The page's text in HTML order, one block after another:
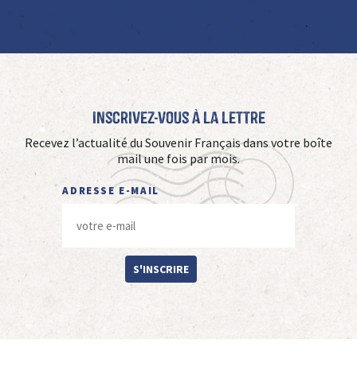
Inscrivez-vous à La Lettre
Recevez l’actualité du Souvenir Français dans votre boîte
mail une fois par mois.
ADRESSE E-MAIL
S'INSCRIRE